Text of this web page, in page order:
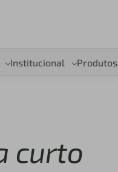
Institucional Produtos
curto